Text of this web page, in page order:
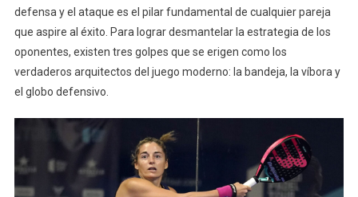
defensa y el ataque es el pilar fundamental de cualquier pareja
que aspire al éxito. Para lograr desmantelar la estrategia de los
oponentes, existen tres golpes que se erigen como los
verdaderos arquitectos del juego moderno: la bandeja, la víbora y
el globo defensivo.